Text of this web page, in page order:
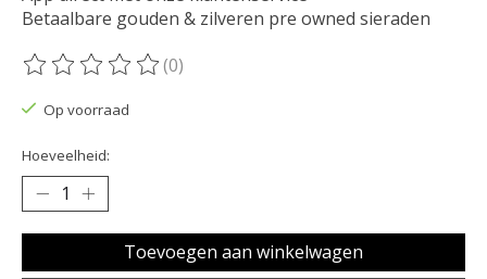
Betaalbare gouden & zilveren pre owned sieraden
De beoordeling van dit product is
(0)
Op voorraad
Hoeveelheid:
Toevoegen aan winkelwagen